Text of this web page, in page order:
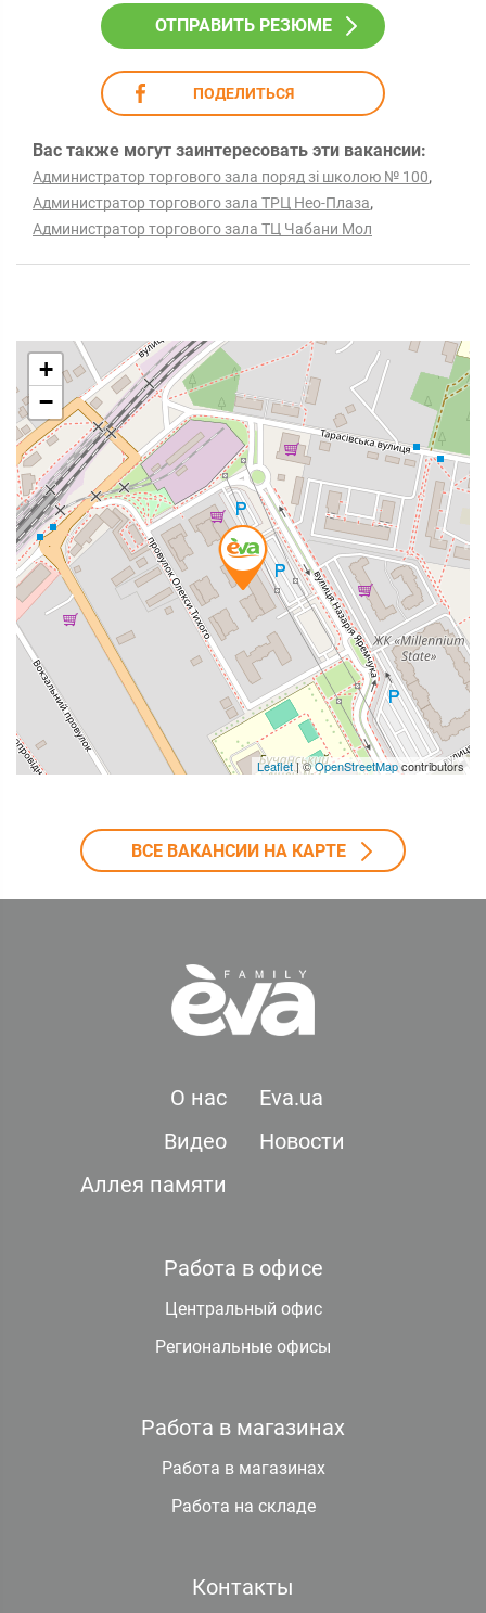
ОТПРАВИТЬ РЕЗЮМЕ
ПОДЕЛИТЬСЯ
Вас также могут заинтересовать эти вакансии:
Администратор торгового зала поряд зі школою № 100,
Администратор торгового зала ТРЦ Нео-Плаза,
Администратор торгового зала ТЦ Чабани Мол
+
−
Leaflet| ©OpenStreetMapcontributors
ВСЕ ВАКАНСИИ НА КАРТЕ
О нас
Eva.ua
Видео
Новости
Аллея памяти
Работа в офисе
Центральный офис
Региональные офисы
Работа в магазинах
Работа в магазинах
Работа на складе
Контакты